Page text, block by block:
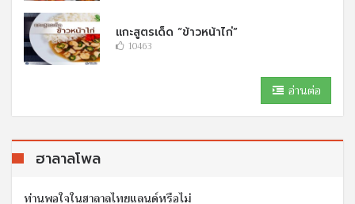
แกะสูตรเด็ด “ข้าวหน้าไก่”
10463
อ่านต่อ
ฮาลาลโพล
ท่านพอใจในฮาลาลไทยแลนด์หรือไม่